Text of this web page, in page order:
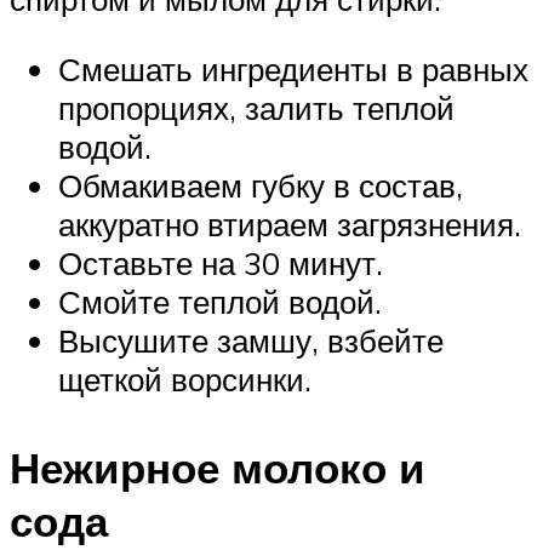
Смешать ингредиенты в равных
пропорциях, залить теплой
водой.
Обмакиваем губку в состав,
аккуратно втираем загрязнения.
Оставьте на 30 минут.
Смойте теплой водой.
Высушите замшу, взбейте
щеткой ворсинки.
Нежирное молоко и
сода